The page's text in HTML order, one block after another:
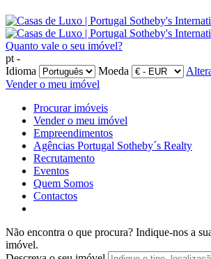
Quanto vale o seu imóvel?
pt -
Idioma
Moeda
Vender o meu imóvel
Procurar imóveis
Vender o meu imóvel
Empreendimentos
Agências Portugal Sotheby´s Realty
Recrutamento
Eventos
Quem Somos
Contactos
Não encontra o que procura? Indique-nos a
imóvel.